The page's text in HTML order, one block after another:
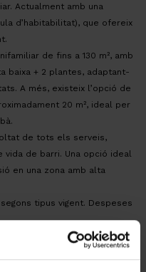
Actualment amb una
d’habitabilitat), que ofereix
de fins a 130 m², amb
baixa + 2 plantes, adaptant-
A més, existeix l’opció de
20 m², ideal per
de tots els serveis,
de barri. Una opció ideal
en una zona amb alta
segons tipus vigent. Despeses